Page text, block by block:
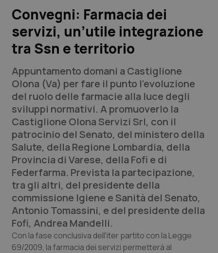
Lavoro e Professioni
Scienza e Farmaci
Studi e Analisi
Lettere al direttore
Edizioni Regionali
QS Pro
Professionisti Sanitari.AI
Abruzzo
Basilicata
Calabria
QS Pro Gold
Artrite & artrosi
Asma & BPCO
QS Club Newsletter
Convegni: Farmacia dei
servizi, un’utile integrazione
tra Ssn e territorio
Appuntamento domani a Castiglione
Olona (Va) per fare il punto l'evoluzione
del ruolo delle farmacie alla luce degli
sviluppi normativi. A promuoverlo la
Castiglione Olona Servizi Srl, con il
patrocinio del Senato, del ministero della
Salute, della Regione Lombardia, della
Provincia di Varese, della Fofi e di
Federfarma. Prevista la partecipazione,
tra gli altri, del presidente della
commissione Igiene e Sanità del Senato,
Antonio Tomassini, e del presidente della
Fofi, Andrea Mandelli.
Con la fase conclusiva dell'iter partito con la Legge
69/2009, la farmacia dei servizi permetterà al